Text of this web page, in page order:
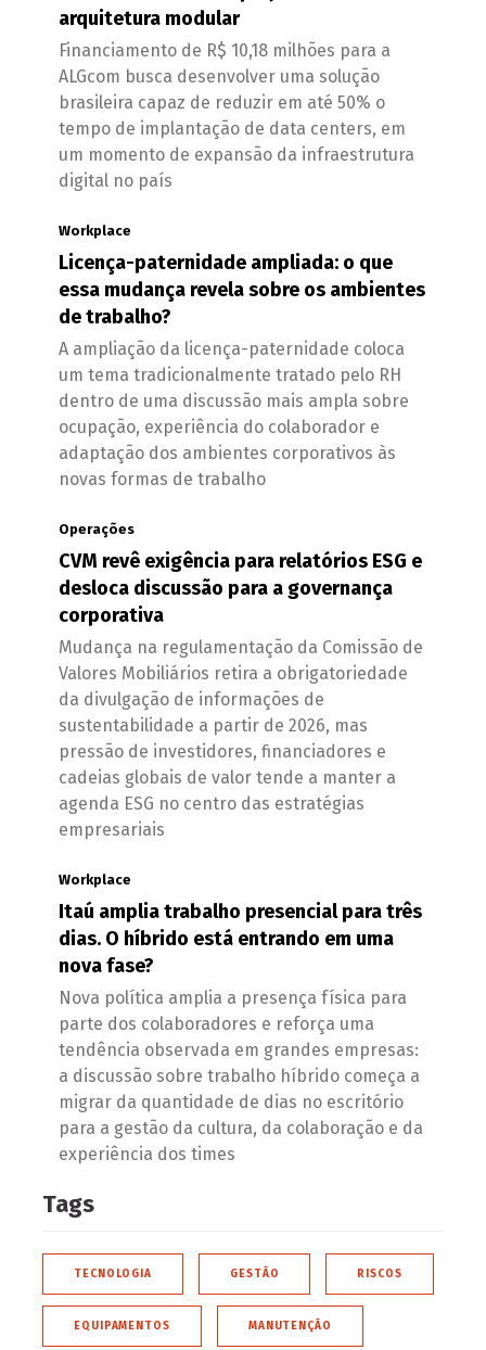
arquitetura modular
Financiamento de R$ 10,18 milhões para a
ALGcom busca desenvolver uma solução
brasileira capaz de reduzir em até 50% o
tempo de implantação de data centers, em
um momento de expansão da infraestrutura
digital no país
Workplace
Licença-paternidade ampliada: o que
essa mudança revela sobre os ambientes
de trabalho?
A ampliação da licença-paternidade coloca
um tema tradicionalmente tratado pelo RH
dentro de uma discussão mais ampla sobre
ocupação, experiência do colaborador e
adaptação dos ambientes corporativos às
novas formas de trabalho
Operações
CVM revê exigência para relatórios ESG e
desloca discussão para a governança
corporativa
Mudança na regulamentação da Comissão de
Valores Mobiliários retira a obrigatoriedade
da divulgação de informações de
sustentabilidade a partir de 2026, mas
pressão de investidores, financiadores e
cadeias globais de valor tende a manter a
agenda ESG no centro das estratégias
empresariais
Workplace
Itaú amplia trabalho presencial para três
dias. O híbrido está entrando em uma
nova fase?
Nova política amplia a presença física para
parte dos colaboradores e reforça uma
tendência observada em grandes empresas:
a discussão sobre trabalho híbrido começa a
migrar da quantidade de dias no escritório
para a gestão da cultura, da colaboração e da
experiência dos times
Tags
TECNOLOGIA GESTÃO RISCOS
EQUIPAMENTOS MANUTENÇÃO